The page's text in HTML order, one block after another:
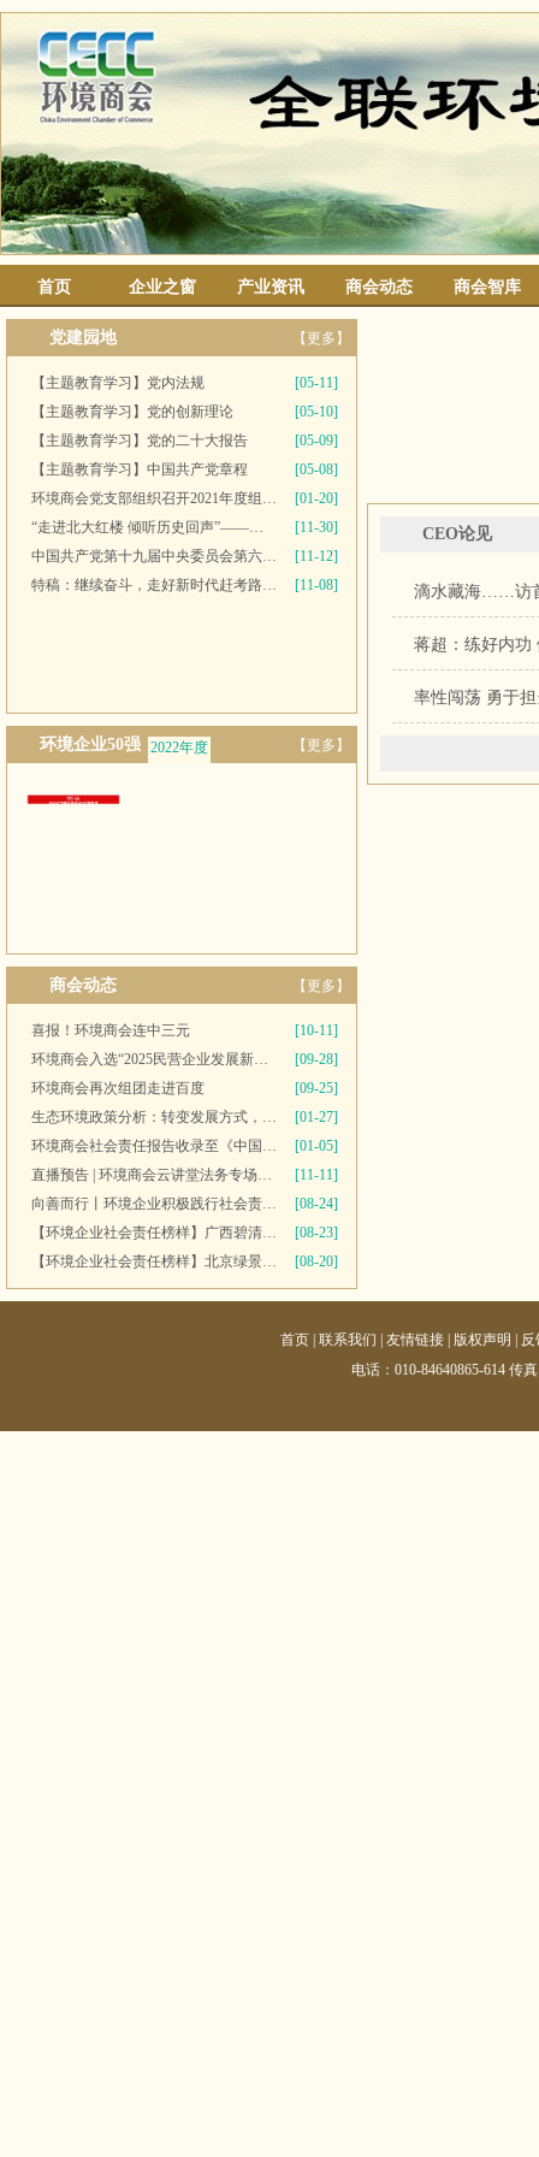
首页 企业之窗 产业资讯 商会动态 商会智库
党建园地 【更多】
【主题教育学习】党内法规
[05-11]
【主题教育学习】党的创新理论
[05-10]
【主题教育学习】党的二十大报告
[05-09]
【主题教育学习】中国共产党章程
[05-08]
环境商会党支部组织召开2021年度组织生活会并开展民主评议党员工作
[01-20]
“走进北大红楼 倾听历史回声”——多家党组织联合开展主题党日活动
[11-30]
中国共产党第十九届中央委员会第六次全体会议公报
[11-12]
特稿：继续奋斗，走好新时代赶考路——写在党的十九届六中全会召开之际
[11-08]
环境企业50强 2022年度
【更多】
商会动态 【更多】
喜报！环境商会连中三元
[10-11]
环境商会入选“2025民营企业发展新质生产力系列典型案例”
[09-28]
环境商会再次组团走进百度
[09-25]
生态环境政策分析：转变发展方式，推进“双碳”目标
[01-27]
环境商会社会责任报告收录至《中国民营企业社会责任报告》
[01-05]
直播预告 | 环境商会云讲堂法务专场第十一期
[11-11]
向善而行丨环境企业积极践行社会责任 彰显优秀榜样力量
[08-24]
【环境企业社会责任榜样】广西碧清源环保投资有限公司
[08-23]
【环境企业社会责任榜样】北京绿景行科技发展有限公司
[08-20]
CEO论见
滴水藏海……访
蒋超：练好内功
率性闯荡 勇于
首页 |联系我们 |友情链接 版权声明
反
电话：010-84640865-614 传